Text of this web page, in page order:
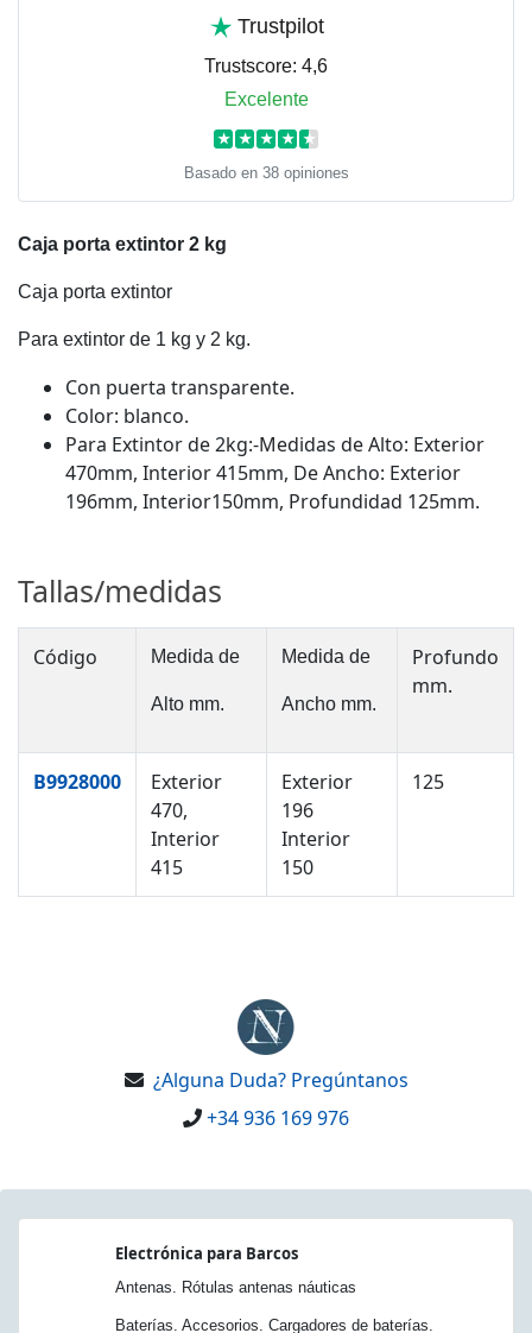
Trustpilot
Trustscore: 4,6
Excelente
★ ★ ★ ★ ★
Basado en 38 opiniones
Caja porta extintor 2 kg
Caja porta extintor
Para extintor de 1 kg y 2 kg.
Con puerta transparente.
Color: blanco.
Para Extintor de 2kg:-Medidas de Alto: Exterior
470mm, Interior 415mm, De Ancho: Exterior
196mm, Interior150mm, Profundidad 125mm.
Tallas/medidas
Código Medida de
Alto mm.
Medida de
Ancho mm.
Profundo
mm.
B9928000
Exterior
470,
Interior
415
Exterior
196
Interior
150
125
¿Alguna Duda? Pregúntanos
+34 936 169 976
Electrónica para Barcos
Antenas. Rótulas antenas náuticas
Baterías. Accesorios. Cargadores de baterías.